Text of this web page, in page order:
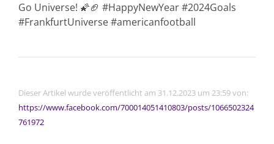
Go Universe! 🌠🏈 #HappyNewYear #2024Goals
#FrankfurtUniverse #americanfootball
Dieser Artikel wurde veröffentlicht am 31.12.2023 um 23:59 von:
https://www.facebook.com/700014051410803/posts/1066502324
761972